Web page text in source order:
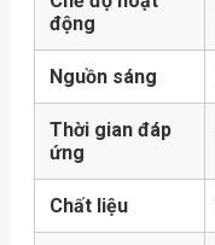
động
Nguồn sáng
Thời gian đáp
ứng
Chất liệu